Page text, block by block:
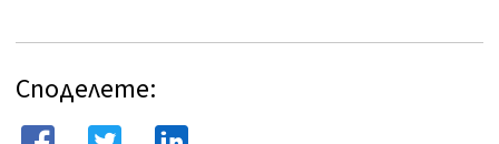
Споделете: